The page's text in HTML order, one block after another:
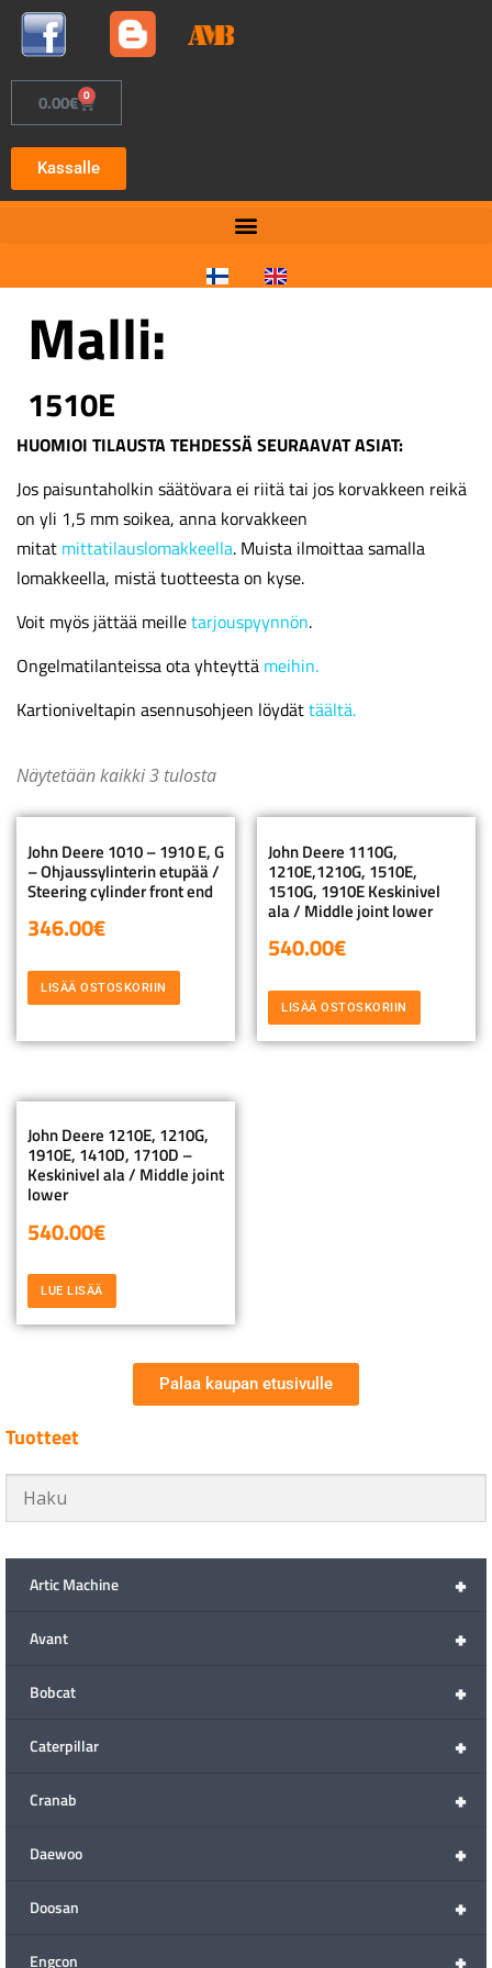
0.00€ 0
Kassalle
Malli:
1510E
HUOMIOI TILAUSTA TEHDESSÄ SEURAAVAT ASIAT:
Jos paisuntaholkin säätövara ei riitä tai jos korvakkeen reikä
on yli 1,5 mm soikea, anna korvakkeen
mitat mittatilauslomakkeella. Muista ilmoittaa samalla
lomakkeella, mistä tuotteesta on kyse.
Voit myös jättää meilletarjouspyynnön.
Ongelmatilanteissa ota yhteyttä meihin.
Kartioniveltapin asennusohjeen löydättäältä.
Näytetään kaikki 3 tulosta
John Deere 1010 – 1910 E, G
– Ohjaussylinterin etupää /
Steering cylinder front end
346.00€
LISÄÄ OSTOSKORIIN
John Deere 1110G,
1210E,1210G, 1510E,
1510G, 1910E Keskinivel
ala / Middle joint lower
540.00€
LISÄÄ OSTOSKORIIN
John Deere 1210E, 1210G,
1910E, 1410D, 1710D –
Keskinivel ala / Middle joint
lower
540.00€
LUE LISÄÄ
Palaa kaupan etusivulle
Tuotteet
+
Artic Machine
+
Avant
+
Bobcat
+
Caterpillar
+
Cranab
+
Daewoo
+
Doosan
Engcon